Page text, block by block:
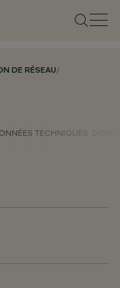
DE RÉSEAU/
TECHNIQUES